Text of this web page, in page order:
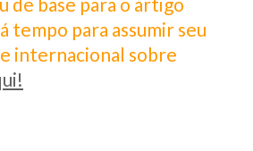
tempo para assumir seu
internacional sobre